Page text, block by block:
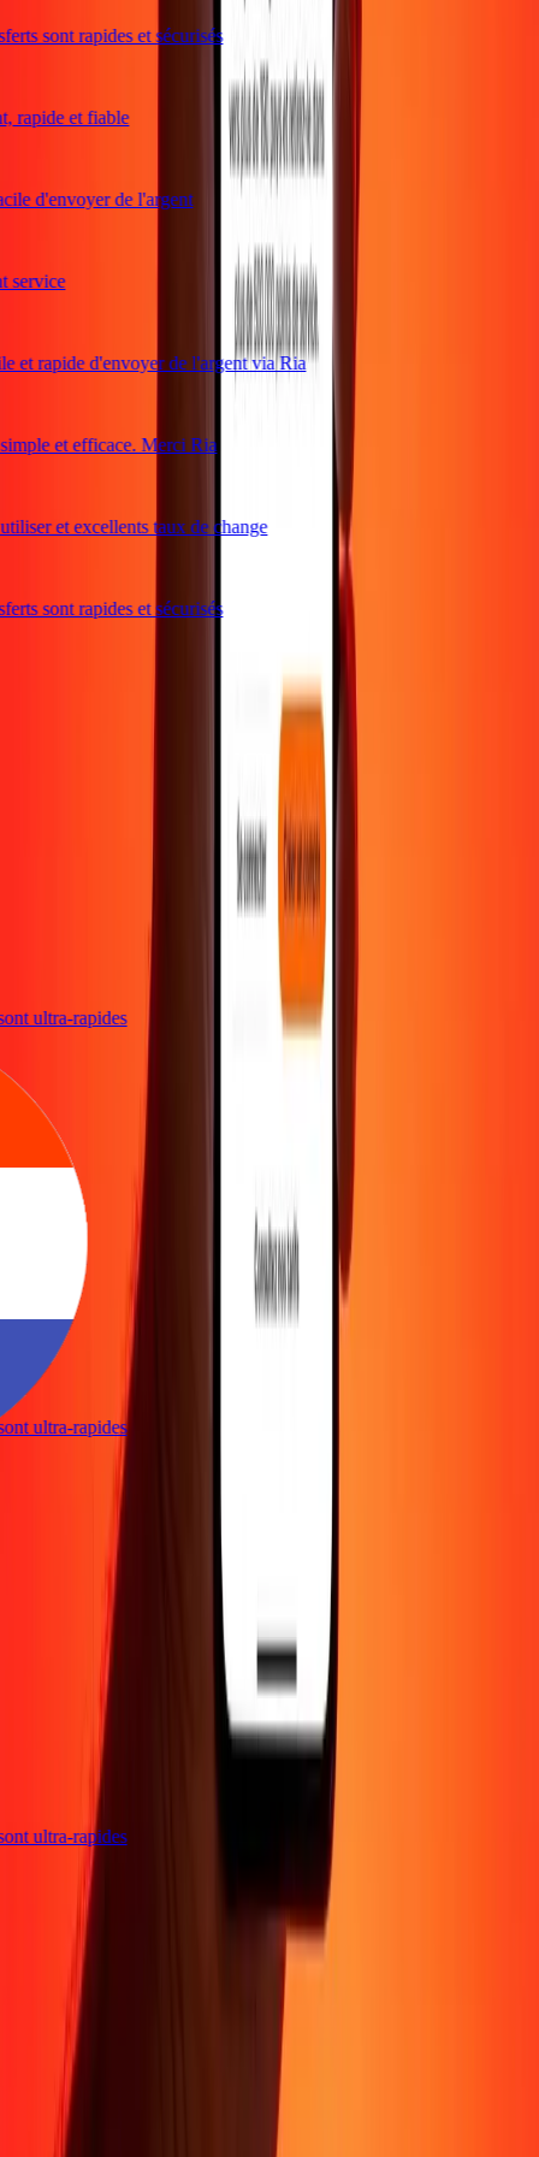
sont rapides et sécurisés
et fiable
d'envoyer de l'argent
et rapide d'envoyer de l'argent via Ria
et efficace. Merci Ria
et excellents taux de change
sont rapides et sécurisés
ultra-rapides
ultra-rapides
ultra-rapides
Entreprise
À proposBlog Devenir agent
Transfert d'argent international
Politique de confidentialité
Avis sur les cookies
générales
Centre d'aide
d'accessibilité
Services Rapide Chèque